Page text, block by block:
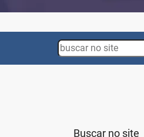
Search
Buscar no site